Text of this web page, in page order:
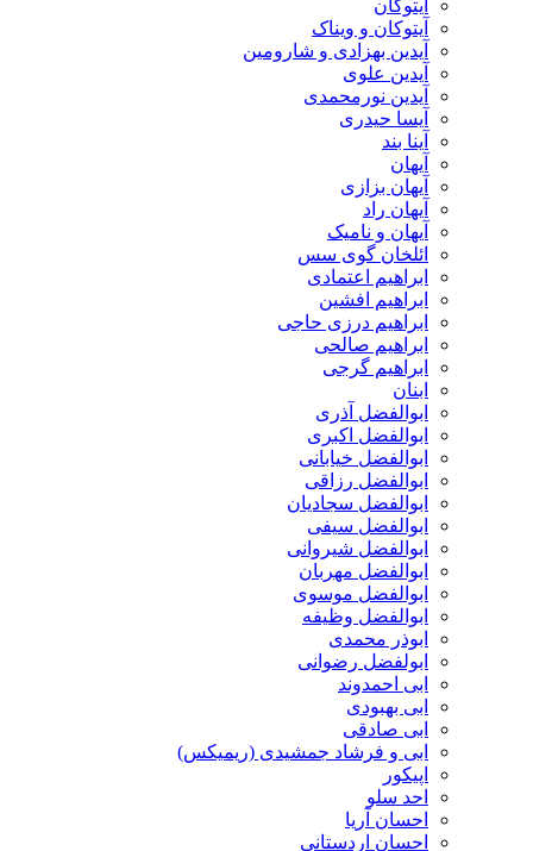
آیتوکان
آیتوکان و ویناک
آیدین بهزادی و شارومین
آیدین علوی
آیدین نورمحمدی
آیسا حیدری
آینا بند
آیهان
آیهان بزازی
آیهان راد
آیهان و نامیک
ائلخان گوی سس
ابراهیم اعتمادی
ابراهیم افشین
ابراهیم درزی حاجی
ابراهیم صالحی
ابراهیم گرجی
ابنان
ابوالفضل آذری
ابوالفضل اکبری
ابوالفضل خیابانی
ابوالفضل رزاقی
ابوالفضل سجادیان
ابوالفضل سیفی
ابوالفضل شیروانی
ابوالفضل مهربان
ابوالفضل موسوی
ابوالفضل وظیفه
ابوذر محمدی
ابولفضل رضوانی
ابی احمدوند
ابی بهبودی
ابی صادقی
ابی و فرشاد جمشیدی (ریمیکس)
اپیکور
احد سلو
احسان آریا
احسان اردستانی